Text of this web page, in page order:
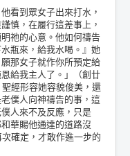
到眾女子出來打水，
慎，在履行這差事上，
祂的心意。他如何禱告
瓶來，給我水喝。』她
那女子就作你所預定給
給我主人了。」（創廿
經形容她容貌俊美，還
僕人向神禱告的事，這
人來不及反應，只是
華賜他通達的道路沒
確定，才敢作進一步的